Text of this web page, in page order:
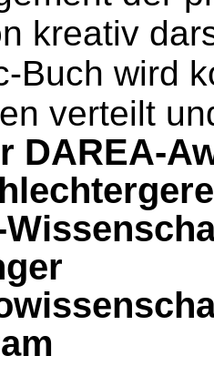
kreativ
Buch wird
verteilt
DAREA-